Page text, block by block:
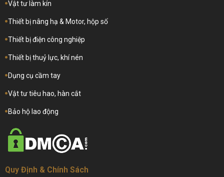
Vật tư làm kín
Thiết bị nâng hạ & Motor, hộp số
Thiết bị điện công nghiệp
Thiết bị thuỷ lực, khí nén
Dụng cụ cầm tay
Vật tư tiêu hao, hàn cắt
Bảo hộ lao động
Quy Định & Chính Sách